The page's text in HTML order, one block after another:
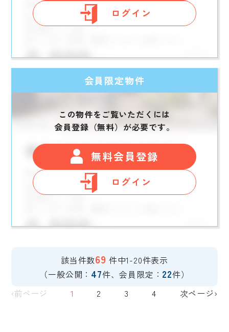
ログイン
会員限定物件
この物件をご覧いただくには
会員登録（無料）が必要です。
無料会員登録
ログイン
該当件数69 件中1-20件表示
（一般公開： 47件、会員限定： 22件）
‹前ページ
1 2 3 4 次ページ›